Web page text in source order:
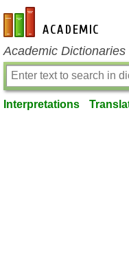
en-academic.com
Academic
Interpretations